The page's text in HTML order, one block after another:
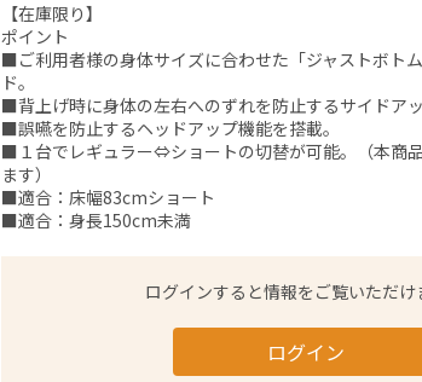
【在庫限り】
ポイント
■ご利用者様の身体サイズに合わせた「ジャストボト
ド。
■背上げ時に身体の左右へのずれを防止するサイドアッ
■誤嚥を防止するヘッドアップ機能を搭載。
■１台でレギュラー⇔ショートの切替が可能。（本商
ます）
■適合：床幅83cmショート
■適合：身長150cm未満
ログインすると情報をご覧いただけ
ログイン